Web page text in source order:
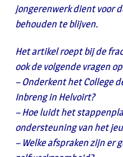
jongerenwerk dient voor
behouden te blijven.
Het artikel roept bij de
ook de volgende vragen
– Onderkent het College
Inbreng in Helvoirt?
– Hoe luidt het
ondersteuning van het
– Welke afspraken zijn er